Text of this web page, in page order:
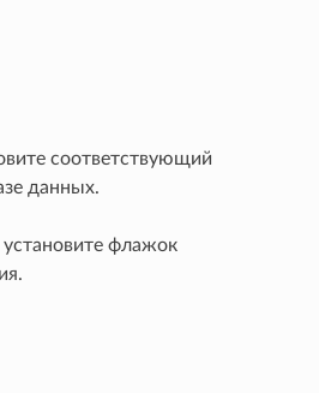
соответствующий
данных.
установите флажок